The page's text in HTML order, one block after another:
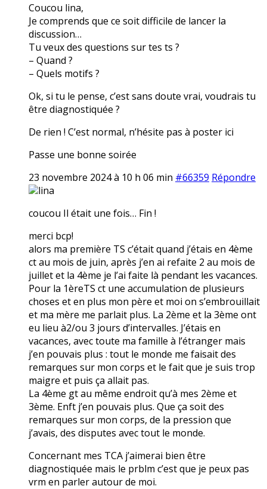
Coucou lina,
Je comprends que ce soit difficile de lancer la
discussion…
Tu veux des questions sur tes ts ?
– Quand ?
– Quels motifs ?
Ok, si tu le pense, c’est sans doute vrai, voudrais tu
être diagnostiquée ?
De rien ! C’est normal, n’hésite pas à poster ici
Passe une bonne soirée
23 novembre 2024 à 10 h 06 min #66359 Répondre
lina
coucou Il était une fois… Fin !
merci bcp!
alors ma première TS c’était quand j’étais en 4ème
ct au mois de juin, après j’en ai refaite 2 au mois de
juillet et la 4ème je l’ai faite là pendant les vacances.
Pour la 1èreTS ct une accumulation de plusieurs
choses et en plus mon père et moi on s’embrouillait
et ma mère me parlait plus. La 2ème et la 3ème ont
eu lieu à2/ou 3 jours d’intervalles. J’étais en
vacances, avec toute ma famille à l’étranger mais
j’en pouvais plus : tout le monde me faisait des
remarques sur mon corps et le fait que je suis trop
maigre et puis ça allait pas.
La 4ème gt au même endroit qu’à mes 2ème et
3ème. Enft j’en pouvais plus. Que ça soit des
remarques sur mon corps, de la pression que
j’avais, des disputes avec tout le monde.
Concernant mes TCA j’aimerai bien être
diagnostiquée mais le prblm c’est que je peux pas
vrm en parler autour de moi.